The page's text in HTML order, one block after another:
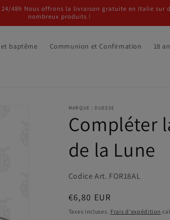
48h Nous offrons la livraison gratuite en Italie sur
nombreux produits !
et baptême Communion et Confirmation 18
MARQUE : DUESSE
Compléter
de la Lune
Codice Art. FOR18AL
Prix
habituel
€6,80 EUR
Taxes incluses. Frais d'expédition